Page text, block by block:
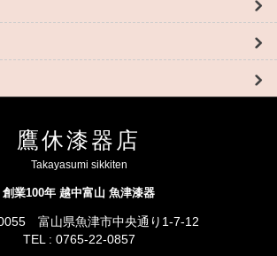
鷹休漆器店
Takayasumi sikkiten
創業100年 越中富山 魚津漆器
富山県魚津市中央通り1-7-12
TEL : 0765-22-0857